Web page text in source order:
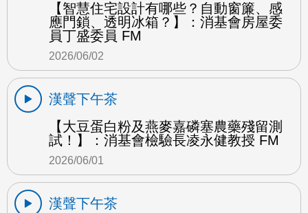
【智慧住宅設計有哪些？自動窗簾、感
應門鎖、透明冰箱？】：消基會房屋委
員丁盛委員 FM
2026/06/02
漢聲下午茶
【大豆蛋白粉及燕麥嘉磷塞農藥殘留測
試！】：消基會檢驗長凌永健教授 FM
2026/06/01
漢聲下午茶